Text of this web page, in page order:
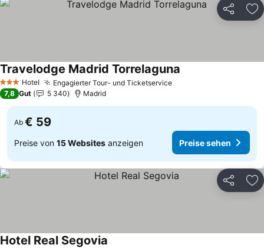
Teilen
3 SterneHotel Engagierter Tour- und TicketservicePreise sehen
Travelodge Madrid Torrelaguna
7,8 Gut 5 340 Madrid
Ab € 59
Preise von 15 Websites anzeigen Preise sehen
Teilen
Hotel Real Segovia